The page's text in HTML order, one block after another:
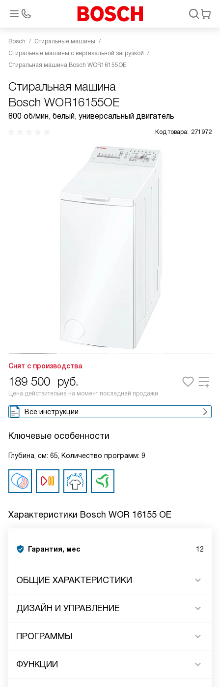
Bosch
Стиральные машины
Стиральные машины с вертикальной загрузкой
Стиральная машина Bosch WOR16155OE
Стиральная машина
Bosch WOR16155OE
800 об/мин, белый, универсальный двигатель
Код товара: 271972
Снят с производства
189 500 руб.
Цена действительна на момент последней продажи
Все инструкции
Ключевые особенности
Глубина, см: 65, Количество программ: 9
Характеристики Bosch WOR 16155 OE
Гарантия, мес 12
ОБЩИЕ ХАРАКТЕРИСТИКИ
ДИЗАЙН И УПРАВЛЕНИЕ
ПРОГРАММЫ
ФУНКЦИИ